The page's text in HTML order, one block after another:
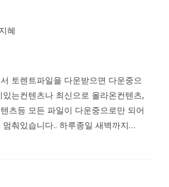
혜
토렌트파일을 다운받으면 다운중으
있는컨텐츠나 최신으로 올라온컨텐츠,
츠등 모든 파일이 다운중으로만 되어
멈춰있습니다.. 하루종일 새벽까지…